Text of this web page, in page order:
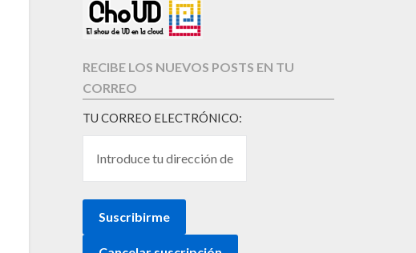
RECIBE LOS NUEVOS POSTS EN TU
CORREO
TU CORREO ELECTRÓNICO: